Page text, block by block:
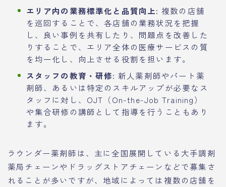
エリア内の業務標準化と品質向上: 複数の店舗
を巡回することで、各店舗の業務状況を把握
し、良い事例を共有したり、問題点を改善した
りすることで、エリア全体の医療サービスの質
を均一化し、向上させる役割を担います。
スタッフの教育・研修: 新人薬剤師やパート薬
剤師、あるいは特定のスキルアップが必要なス
タッフに対し、OJT（On-the-Job Training）
や集合研修の講師として指導を行うこともあり
ます。
ラウンダー薬剤師は、主に全国展開している大手調剤
薬局チェーンやドラッグストアチェーンなどで募集さ
れることが多いですが、地域によっては複数の店舗を